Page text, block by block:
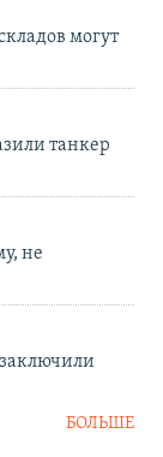
могут
танкер
не
БОЛЬШЕ